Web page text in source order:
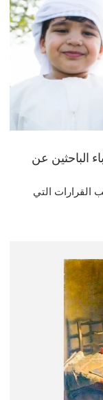
الباحثين عن
القرارات التي